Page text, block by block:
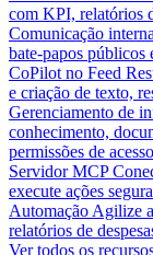
com KPI, relatórios
Comunicação interna
bate-papos públicos
CoPilot no Feed
e criação de texto,
Gerenciamento de
conhecimento,
permissões de acesso
Servidor MCP
execute ações
Automação Agilize
relatórios de
Ver todos os